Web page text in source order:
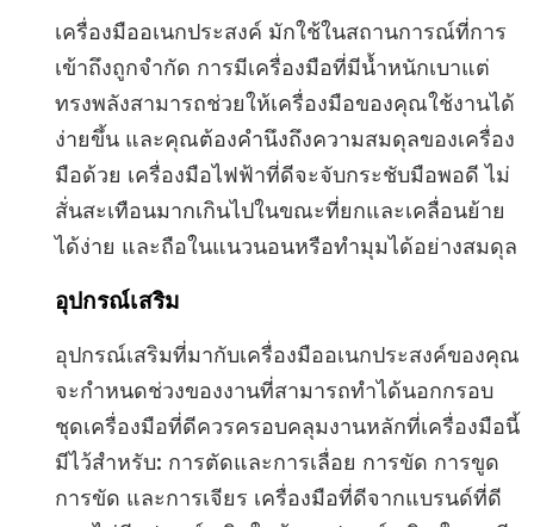
เครื่องมืออเนกประสงค์ มักใช้ในสถานการณ์ที่การ
เข้าถึงถูกจำกัด การมีเครื่องมือที่มีน้ำหนักเบาแต่
ทรงพลังสามารถช่วยให้เครื่องมือของคุณใช้งานได้
ง่ายขึ้น และคุณต้องคำนึงถึงความสมดุลของเครื่อง
มือด้วย เครื่องมือไฟฟ้าที่ดีจะจับกระชับมือพอดี ไม่
สั่นสะเทือนมากเกินไปในขณะที่ยกและเคลื่อนย้าย
ได้ง่าย และถือในแนวนอนหรือทำมุมได้อย่างสมดุล
อุปกรณ์เสริม
อุปกรณ์เสริมที่มากับเครื่องมืออเนกประสงค์ของคุณ
จะกำหนดช่วงของงานที่สามารถทำได้นอกกรอบ
ชุดเครื่องมือที่ดีควรครอบคลุมงานหลักที่เครื่องมือนี้
มีไว้สำหรับ: การตัดและการเลื่อย การขัด การขูด
การขัด และการเจียร เครื่องมือที่ดีจากแบรนด์ที่ดี